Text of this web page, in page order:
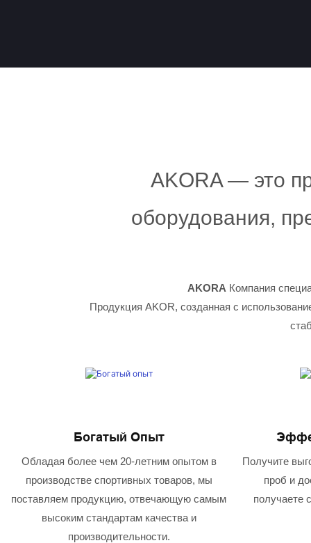
AKORA — это
оборудования,
AKORA Компания
Продукция AKOR, созданная с
Богатый Опыт
Обладая более чем 20-летним опытом в
производстве спортивных товаров, мы
поставляем продукцию, отвечающую самым
высоким стандартам качества и
производительности.
Получите
проб и
получаете